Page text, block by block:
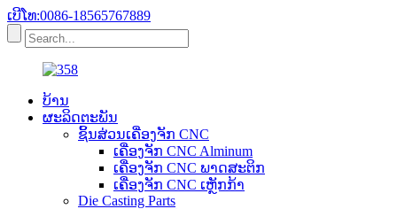
ເບີໂທ:0086-18565767889
ບ້ານ
ຜະລິດຕະພັນ
ຊິ້ນສ່ວນເຄື່ອງຈັກ CNC
ເຄື່ອງຈັກ CNC Alminum
ເຄື່ອງຈັກ CNC ພາດສະຕິກ
ເຄື່ອງຈັກ CNC ເຫຼັກກ້າ
Die Casting Parts